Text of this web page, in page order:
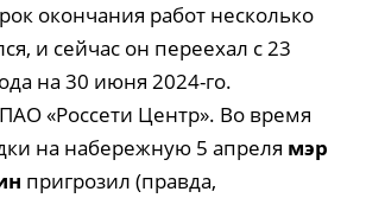
окончания работ несколько
и сейчас он переехал с 23
на 30 июня 2024-го.
«Россети Центр». Во время
на набережную 5 апреля мэр
пригрозил (правда,